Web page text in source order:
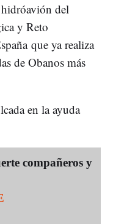
del
y Reto
que ya realiza
de Obanos más
en la ayuda
compañeros y